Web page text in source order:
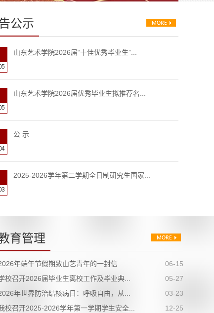
公示
山东艺术学院2026届“十佳优秀毕业生”...
山东艺术学院2026届优秀毕业生拟推荐名...
公 示
2025-2026学年第二学期全日制研究生国家...
公 示
育管理
06-15
年端午节假期致山艺青年的一封信
05-27
校召开2026届毕业生离校工作及毕业典...
03-23
年世界防治结核病日：呼吸自由，从...
12-25
校召开2025-2026学年第一学期学生安全...